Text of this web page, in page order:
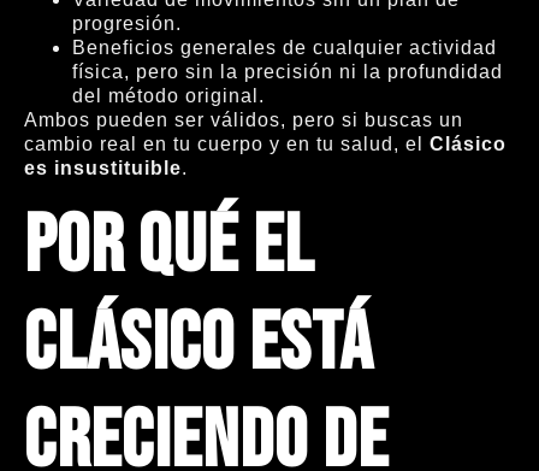
progresión.
Beneficios generales de cualquier actividad
física, pero sin la precisión ni la profundidad
del método original.
Ambos pueden ser válidos, pero si buscas un
cambio real en tu cuerpo y en tu salud, el Clásico
es insustituible.
Por qué el
Clásico está
creciendo de